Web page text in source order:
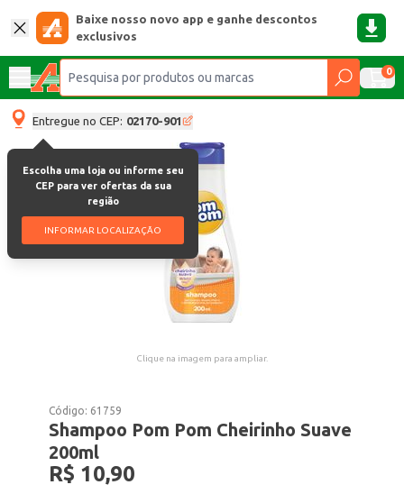
Baixe nosso novo app e ganhe descontos
exclusivos
0
Entregue no CEP: 02170-901
Escolha uma loja ou informe seu
CEP para ver ofertas da sua
região
INFORMAR LOCALIZAÇÃO
Clique na imagem para ampliar.
Código: 61759
Shampoo Pom Pom Cheirinho Suave
200ml
R$ 10,90